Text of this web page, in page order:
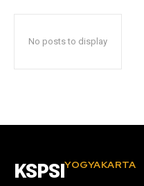
No posts to display
KSPSI YOGYAKARTA